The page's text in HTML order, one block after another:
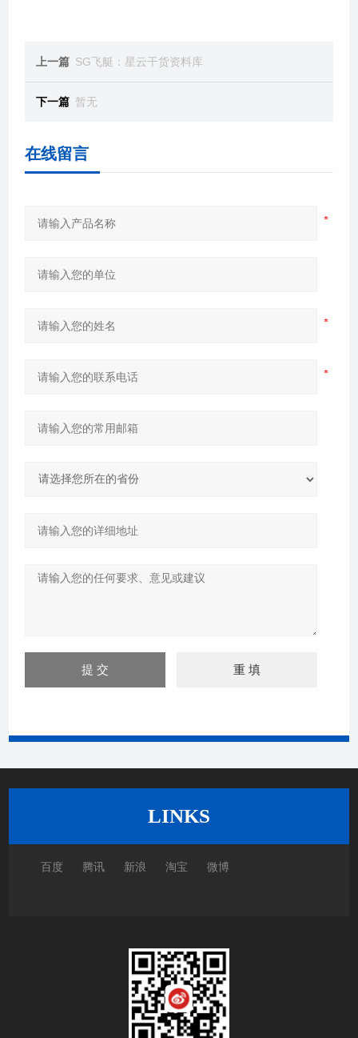
上一篇 SG飞艇：星云干货资料库
下一篇 暂无
在线留言
LINKS
百度 腾讯 新浪 淘宝 微博